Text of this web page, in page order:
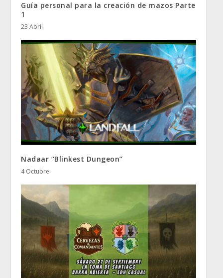
Guía personal para la creación de mazos Parte
1
23 Abril
Nadaar “Blinkest Dungeon”
4 Octubre